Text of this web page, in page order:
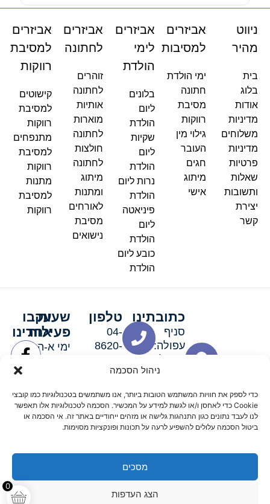
ניהול הסכמה
כדי לספק את חוויות המשתמש הטובות ביותר, אנו משתמשים בטכנולוגיות כמו קובצי
Cookie כדי לאחסן ו/או לגשת למידע על המכשיר. הסכמה לטכנולוגיות אלו תאפשר
לנו לעבד נתונים כגון התנהגות גלישה או מזהים ייחודיים באתר זה. אי הסכמה או
ביטול הסכמה עלולים להשפיע לרעה על תכונות ופונקציות מסוימות.
מסכים
הצג העדפות
0
ניווט
מהיר
בית
בלוג
אודות
מדיניות
משלוחים
מדיניות
פרטיות
שאלות
ותשובות
יצירת
קשר
אביזרים
למסיבות
ימי הולדת
חתונה
מסיבת
רווקות
גילוי מין
העובר
חגים
מיתוג
אישי
אביזרים
לימי
הולדת
בלונים
ליום
הולדת
שקיות
ליום
הולדת
נרות ליום
הולדת
פיניאטה
ליום
הולדת
כובע ליום
הולדת
אביזרים
לחתונה
זוהרים
לחתונה
אותיות
מוארות
לחתונה
חולצות
לחתונה
מיתוג
ומתנות
לאורחים
מסיבת
נישואים
אביזרים
למסיבת
רווקות
קישוטים
למסיבת
רווקות
מתנפחים
למסיבת
רווקות
מתנות
למסיבת
רווקות
כתובתינו
סניף
עפולה:
סניף מגדל
האלה 19
טלפון
04-
8620-
שעות
פעילות
ימי א-ה:
ימי שישי
וערבי חג:
8:30-
15:00
עקבו
אחרינו
תקנון אתרשלום דיגיטל קידום אורגני מקצועי